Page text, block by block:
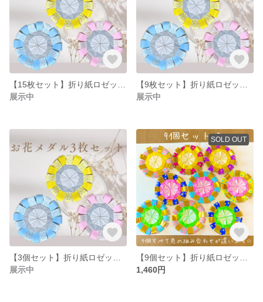
展示中
展示中
展示中
SOLD OUT
1,460円